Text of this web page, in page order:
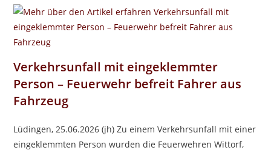
Verkehrsunfall mit eingeklemmter
Person – Feuerwehr befreit Fahrer aus
Fahrzeug
Lüdingen, 25.06.2026 (jh) Zu einem Verkehrsunfall mit einer
eingeklemmten Person wurden die Feuerwehren Wittorf,